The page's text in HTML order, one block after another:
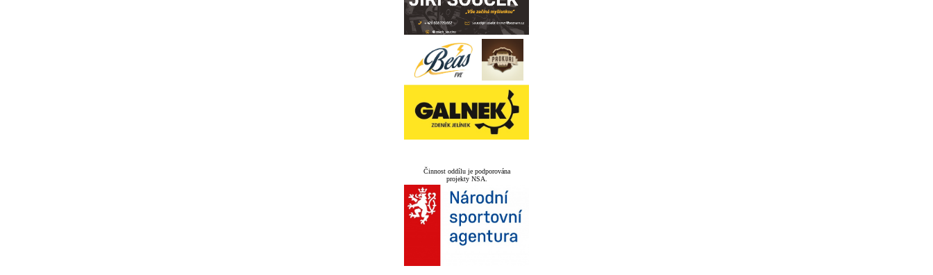
Činnost oddílu je podporována
projekty NSA.